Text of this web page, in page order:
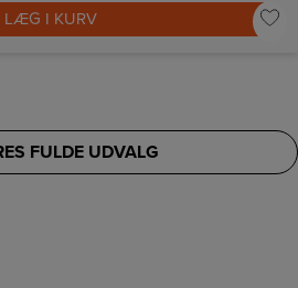
LÆG I KURV
FULDE UDVALG